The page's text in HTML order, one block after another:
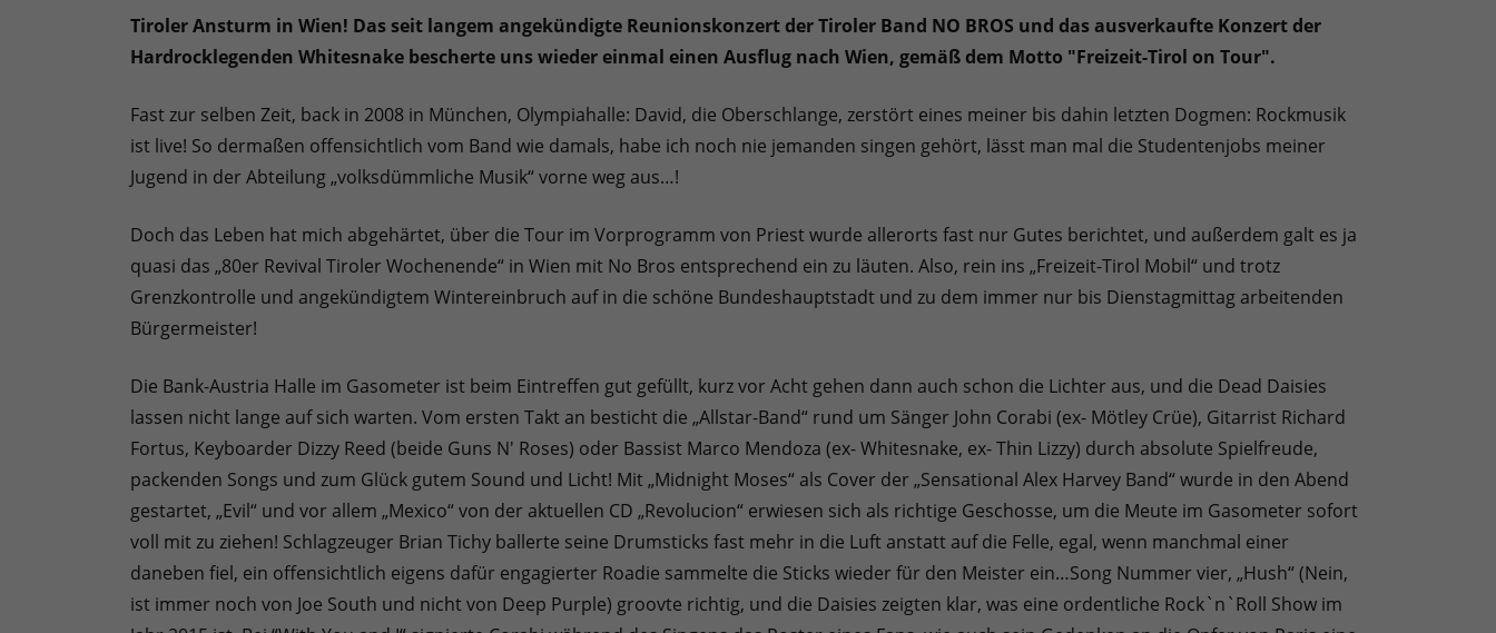
Tiroler Ansturm in Wien! Das seit langem angekündigte Reunionskonzert der Tiroler Band NO BROS und das ausverkaufte Konzert der
Hardrocklegenden Whitesnake bescherte uns wieder einmal einen Ausflug nach Wien, gemäß dem Motto "Freizeit-Tirol on Tour".
Fast zur selben Zeit, back in 2008 in München, Olympiahalle: David, die Oberschlange, zerstört eines meiner bis dahin letzten Dogmen: Rockmusik
ist live! So dermaßen offensichtlich vom Band wie damals, habe ich noch nie jemanden singen gehört, lässt man mal die Studentenjobs meiner
Jugend in der Abteilung „volksdümmliche Musik“ vorne weg aus…!
Doch das Leben hat mich abgehärtet, über die Tour im Vorprogramm von Priest wurde allerorts fast nur Gutes berichtet, und außerdem galt es ja
quasi das „80er Revival Tiroler Wochenende“ in Wien mit No Bros entsprechend ein zu läuten. Also, rein ins „Freizeit-Tirol Mobil“ und trotz
Grenzkontrolle und angekündigtem Wintereinbruch auf in die schöne Bundeshauptstadt und zu dem immer nur bis Dienstagmittag arbeitenden
Bürgermeister!
Die Bank-Austria Halle im Gasometer ist beim Eintreffen gut gefüllt, kurz vor Acht gehen dann auch schon die Lichter aus, und die Dead Daisies
lassen nicht lange auf sich warten. Vom ersten Takt an besticht die „Allstar-Band“ rund um Sänger John Corabi (ex- Mötley Crüe), Gitarrist Richard
Fortus, Keyboarder Dizzy Reed (beide Guns N' Roses) oder Bassist Marco Mendoza (ex- Whitesnake, ex- Thin Lizzy) durch absolute Spielfreude,
packenden Songs und zum Glück gutem Sound und Licht! Mit „Midnight Moses“ als Cover der „Sensational Alex Harvey Band“ wurde in den Abend
gestartet, „Evil“ und vor allem „Mexico“ von der aktuellen CD „Revolucion“ erwiesen sich als richtige Geschosse, um die Meute im Gasometer sofort
voll mit zu ziehen! Schlagzeuger Brian Tichy ballerte seine Drumsticks fast mehr in die Luft anstatt auf die Felle, egal, wenn manchmal einer
daneben fiel, ein offensichtlich eigens dafür engagierter Roadie sammelte die Sticks wieder für den Meister ein…Song Nummer vier, „Hush“ (Nein,
ist immer noch von Joe South und nicht von Deep Purple) groovte richtig, und die Daisies zeigten klar, was eine ordentliche Rock`n`Roll Show im